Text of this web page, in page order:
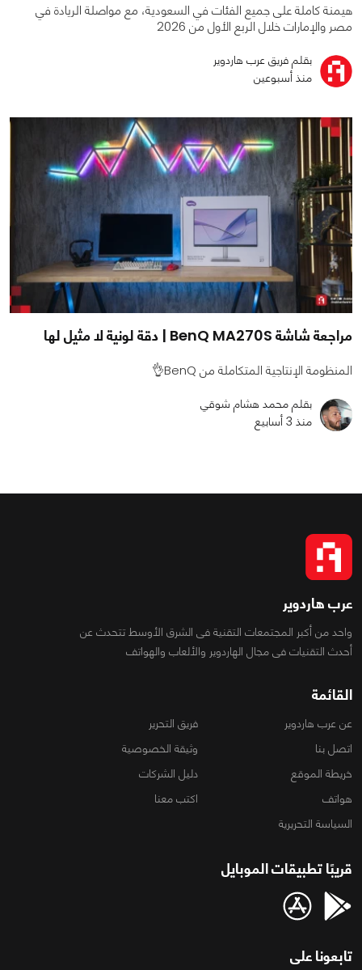
هيمنة كاملة على جميع الفئات في السعودية، مع مواصلة الريادة في
مصر والإمارات خلال الربع الأول من 2026
بقلم فريق عرب هاردوير
منذ أسبوعين
مراجعة شاشة BenQ MA270S | دقة لونية لا مثيل لها
المنظومة الإنتاجية المتكاملة من BenQ👌
بقلم محمد هشام شوقي
منذ 3 أسابيع
عرب هاردوير
واحد من أكبر المجتمعات التقنية فى الشرق الأوسط تتحدث عن
أحدث التقنيات فى مجال الهاردوير والألعاب والهواتف
القائمة
عن عرب هاردوير
فريق التحرير
اتصل بنا
وثيقة الخصوصية
خريطة الموقع
دليل الشركات
هواتف
اكتب معنا
السياسة التحريرية
قريبًا تطبيقات الموبايل
تابعونا على